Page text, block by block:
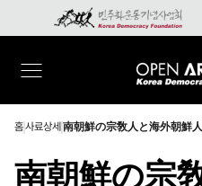
홈사료상세 南朝鮮の宗敎人と海外朝鮮
南朝鮮の宗